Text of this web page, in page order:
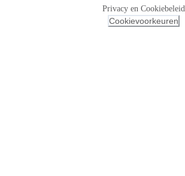
Privacy en Cookiebeleid
Cookievoorkeuren